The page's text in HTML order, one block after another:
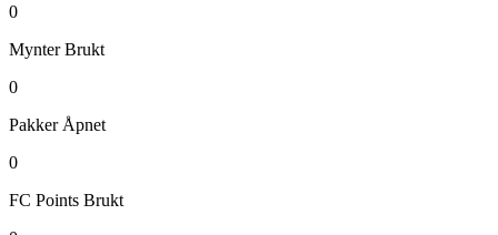
0
Mynter Brukt
0
Pakker Åpnet
0
FC Points Brukt